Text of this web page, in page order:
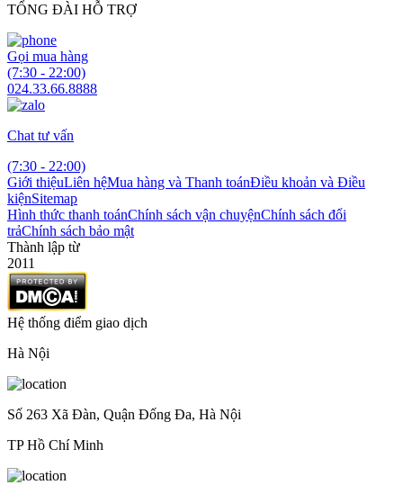
TỔNG ĐÀI HỖ TRỢ
Gọi mua hàng
(7:30 - 22:00)
024.33.66.8888
Chat tư vấn
(7:30 - 22:00)
Giới thiệuLiên hệMua hàng và Thanh toánĐiều khoản và Điều
kiệnSitemap
Hình thức thanh toánChính sách vận chuyệnChính sách đổi
trảChính sách bảo mật
Thành lập từ
2011
Hệ thống điểm giao dịch
Hà Nội
Số 263 Xã Đàn, Quận Đống Đa, Hà Nội
TP Hồ Chí Minh